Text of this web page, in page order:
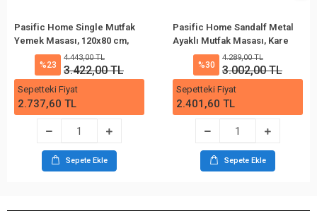
Pasific Home Single Mutfak
Yemek Masası, 120x80 cm,
Dikdörtgen, Ceviz
%23
4.443,00 TL
3.422,00 TL
Sepetteki Fiyat
2.737,60 TL
Sepete Ekle
Pasific Home Sandalf Metal
Ayaklı Mutfak Masası, Kare
90x90, Beyaz Mermer
%30
4.289,00 TL
3.002,00 TL
Sepetteki Fiyat
2.401,60 TL
Sepete Ekle